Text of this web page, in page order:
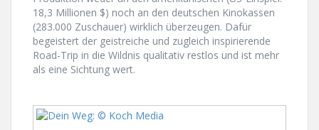
18,3 Millionen $) noch an den deutschen Kinokassen
(283.000 Zuschauer) wirklich überzeugen. Dafür
begeistert der geistreiche und zugleich inspirierende
Road-Trip in die Wildnis qualitativ restlos und ist mehr
als eine Sichtung wert.